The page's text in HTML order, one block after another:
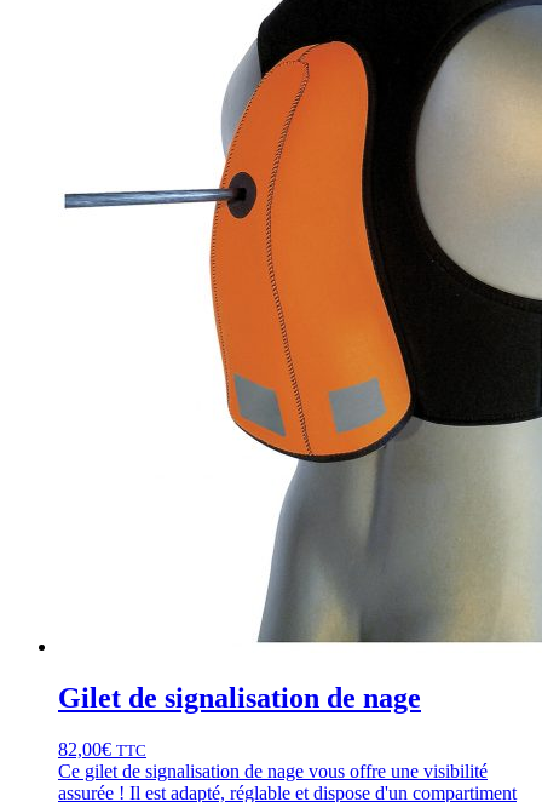
Gilet de signalisation de nage
82,00€ TTC
Ce gilet de signalisation de nage vous offre une visibilité
assurée ! Il est adapté, réglable et dispose d'un compartiment